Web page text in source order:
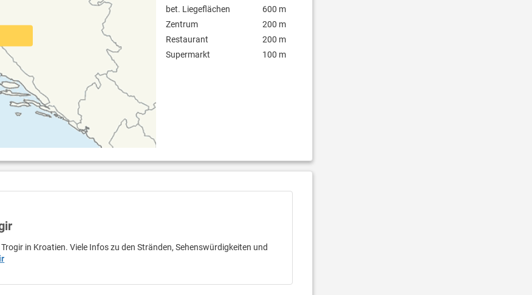
bet. Liegeflächen
600 m
Zentrum
200 m
Restaurant
200 m
Supermarkt
100 m
in Kroatien. Viele Infos zu den Stränden, Sehenswürdigkeiten und